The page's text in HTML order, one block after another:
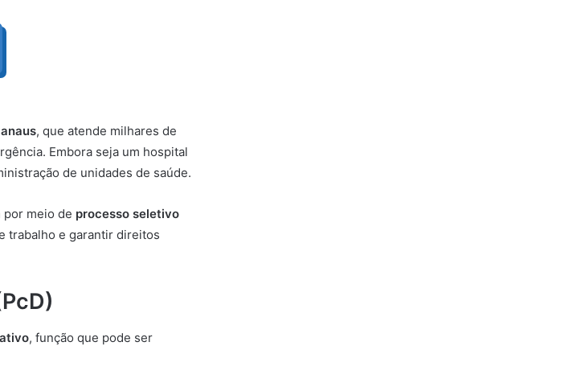
, que atende milhares de
Embora seja um hospital
de unidades de saúde.
por meio de processo seletivo
trabalho e garantir direitos
, função que pode ser